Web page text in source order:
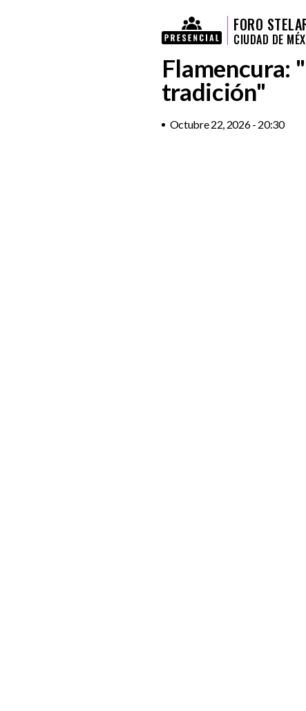
FORO
CIUDAD DE
Flamencura:
tradición"
Octubre 22, 2026 - 20:30